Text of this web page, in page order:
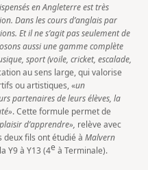
en Angleterre est très
Dans les cours d’anglais par
Et il ne s’agit pas seulement de
aussi une gamme complète
sport (voile, cricket, escalade,
au sens large, qui valorise
ou artistiques, «un
partenaires de leurs élèves, la
. Cette formule permet de
d’apprendre», relève avec
deux fils ont étudié àMalvern
Y9 à Y13 (4e à Terminale).